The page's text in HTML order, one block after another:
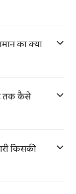
का क्या
तक कैसे
किसकी